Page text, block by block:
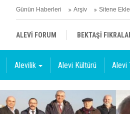
Günün Haberleri Arşiv Sitene Ekle
ALEVİ FORUM BEKTAŞİ
Alevilik Alevi Kültürü Alevi